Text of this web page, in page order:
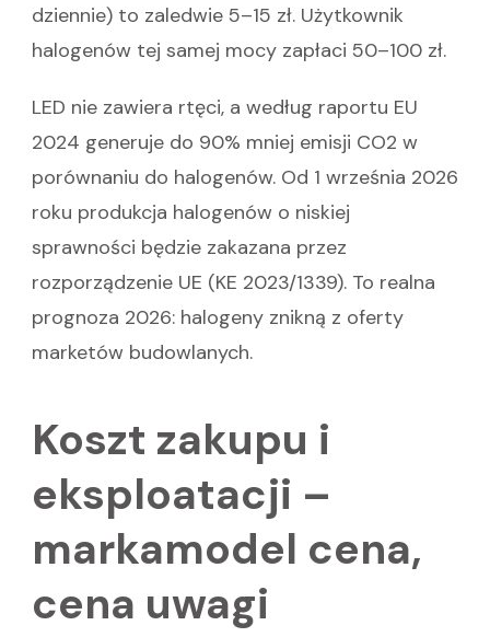
dziennie) to zaledwie 5–15 zł. Użytkownik
halogenów tej samej mocy zapłaci 50–100 zł.
LED nie zawiera rtęci, a według raportu EU
2024 generuje do 90% mniej emisji CO2 w
porównaniu do halogenów. Od 1 września 2026
roku produkcja halogenów o niskiej
sprawności będzie zakazana przez
rozporządzenie UE (KE 2023/1339). To realna
prognoza 2026: halogeny znikną z oferty
marketów budowlanych.
Koszt zakupu i
eksploatacji –
markamodel cena,
cena uwagi